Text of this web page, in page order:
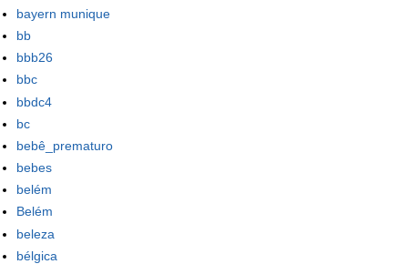
bayern munique
bb
bbb26
bbc
bbdc4
bc
bebê_prematuro
bebes
belém
Belém
beleza
bélgica